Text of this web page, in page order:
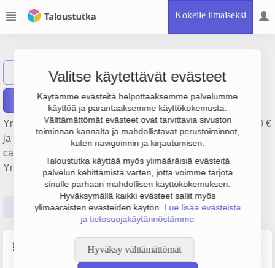
Kokeile ilmaiseksi
Valitse käytettävät evästeet
Käytämme evästeitä helpottaaksemme palvelumme
käyttöä ja parantaaksemme käyttökokemusta.
Välttämättömät evästeet ovat tarvittavia sivuston
toiminnan kannalta ja mahdollistavat perustoiminnot,
kuten navigoinnin ja kirjautumisen.
Taloustutka käyttää myös ylimääräisiä evästeitä
palvelun kehittämistä varten, jotta voimme tarjota
sinulle parhaan mahdollisen käyttökokemuksen.
Hyväksymällä kaikki evästeet sallit myös
ylimääräisten evästeiden käytön. Lue lisää evästeistä
ja tietosuojakäytännöstämme
Hyväksy välttämättömät
Näytä haku Tolvanen Oy
Raportit
Yrityksen Tolvanen Oy liikevaihto on 1.5 milj. €, tulos 28 000 €
ja henkilöstömäärä 20. Sen päätoimiala on Tapahtumien
catering-palvelut, perustamisvuosi 1978 ja sijainti Lahti.
Yrityksen yhtiömuoto Osakeyhtiö (OY).
Perustiedot Tilinpäätösluvut Päättäjätiedot
Lähde: YTJ, PRH, Traficom